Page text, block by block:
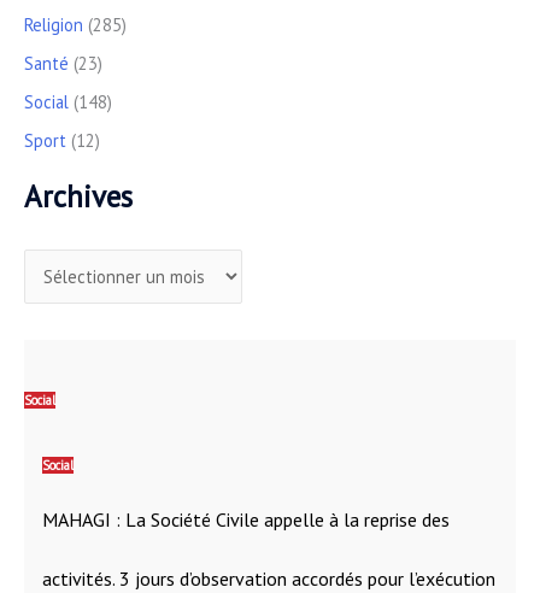
Religion (285)
Santé (23)
Social (148)
Sport (12)
Archives
Social
Social
MAHAGI : La Société Civile appelle à la reprise des
activités. 3 jours d’observation accordés pour l’exécution